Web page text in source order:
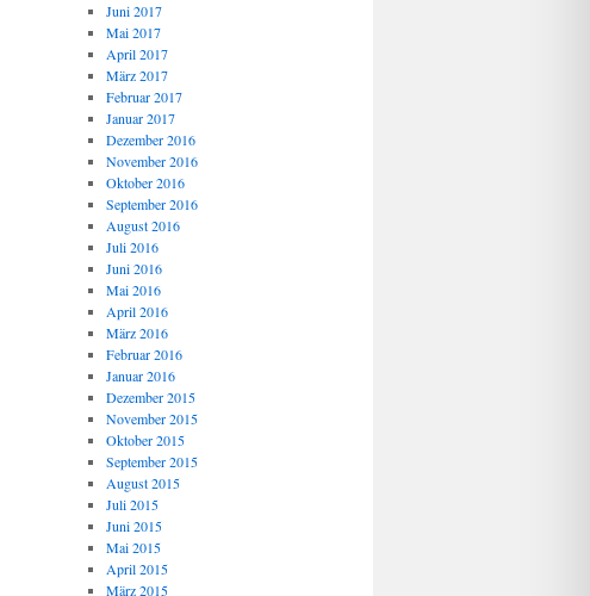
Juni 2017
Mai 2017
April 2017
März 2017
Februar 2017
Januar 2017
Dezember 2016
November 2016
Oktober 2016
September 2016
August 2016
Juli 2016
Juni 2016
Mai 2016
April 2016
März 2016
Februar 2016
Januar 2016
Dezember 2015
November 2015
Oktober 2015
September 2015
August 2015
Juli 2015
Juni 2015
Mai 2015
April 2015
März 2015